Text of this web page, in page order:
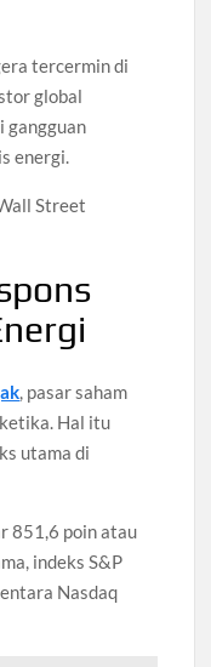
tercermin di
global
gangguan
energi.
Street
, pasar saham
Hal itu
utama di
851,6 poin atau
indeks S&P
Nasdaq